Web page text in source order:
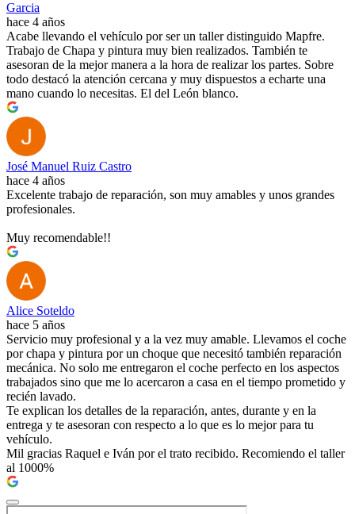
Garcia
hace 4 años
Acabe llevando el vehículo por ser un taller distinguido Mapfre.
Trabajo de Chapa y pintura muy bien realizados. También te
asesoran de la mejor manera a la hora de realizar los partes. Sobre
todo destacó la atención cercana y muy dispuestos a echarte una
mano cuando lo necesitas. El del León blanco.
José Manuel Ruiz Castro
hace 4 años
Excelente trabajo de reparación, son muy amables y unos grandes
profesionales.
Muy recomendable!!
Alice Soteldo
hace 5 años
Servicio muy profesional y a la vez muy amable. Llevamos el coche
por chapa y pintura por un choque que necesitó también reparación
mecánica. No solo me entregaron el coche perfecto en los aspectos
trabajados sino que me lo acercaron a casa en el tiempo prometido y
recién lavado.
Te explican los detalles de la reparación, antes, durante y en la
entrega y te asesoran con respecto a lo que es lo mejor para tu
vehículo.
Mil gracias Raquel e Iván por el trato recibido. Recomiendo el taller
al 1000%